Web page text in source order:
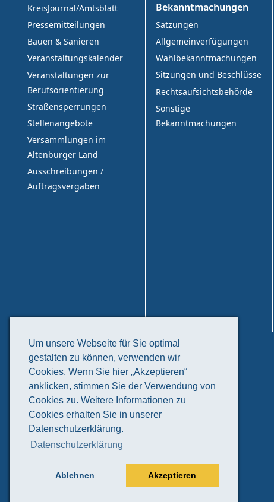
Um unsere Webseite für Sie optimal
gestalten zu können, verwenden wir
Cookies. Wenn Sie hier „Akzeptieren“
anklicken, stimmen Sie der Verwendung von
Cookies zu. Weitere Informationen zu
Cookies erhalten Sie in unserer
Datenschutzerklärung.
Datenschutzerklärung
Ablehnen Akzeptieren
KreisJournal/Amtsblatt
Pressemitteilungen
Bauen & Sanieren
Veranstaltungskalender
Veranstaltungen zur
Berufsorientierung
Straßensperrungen
Stellenangebote
Versammlungen im
Altenburger Land
Ausschreibungen /
Auftragsvergaben
Bekanntmachungen
Satzungen
Allgemeinverfügungen
Wahlbekanntmachungen
Sitzungen und Beschlüsse
Rechtsaufsichtsbehörde
Sonstige
Bekanntmachungen
Freizeit & Tourismus
Veranstaltungskalender
Kunst & Kultur
Natur & Erholung
Tourismusinformation
Vereine, Verbände &
Initiativen
Kleinprojektefonds